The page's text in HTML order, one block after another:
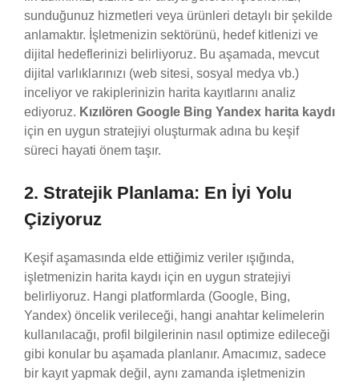
sunduğunuz hizmetleri veya ürünleri detaylı bir şekilde
anlamaktır. İşletmenizin sektörünü, hedef kitlenizi ve
dijital hedeflerinizi belirliyoruz. Bu aşamada, mevcut
dijital varlıklarınızı (web sitesi, sosyal medya vb.)
inceliyor ve rakiplerinizin harita kayıtlarını analiz
ediyoruz. Kızılören Google Bing Yandex harita kaydı
için en uygun stratejiyi oluşturmak adına bu keşif
süreci hayati önem taşır.
2. Stratejik Planlama: En İyi Yolu
Çiziyoruz
Keşif aşamasında elde ettiğimiz veriler ışığında,
işletmenizin harita kaydı için en uygun stratejiyi
belirliyoruz. Hangi platformlarda (Google, Bing,
Yandex) öncelik verileceği, hangi anahtar kelimelerin
kullanılacağı, profil bilgilerinin nasıl optimize edileceği
gibi konular bu aşamada planlanır. Amacımız, sadece
bir kayıt yapmak değil, aynı zamanda işletmenizin